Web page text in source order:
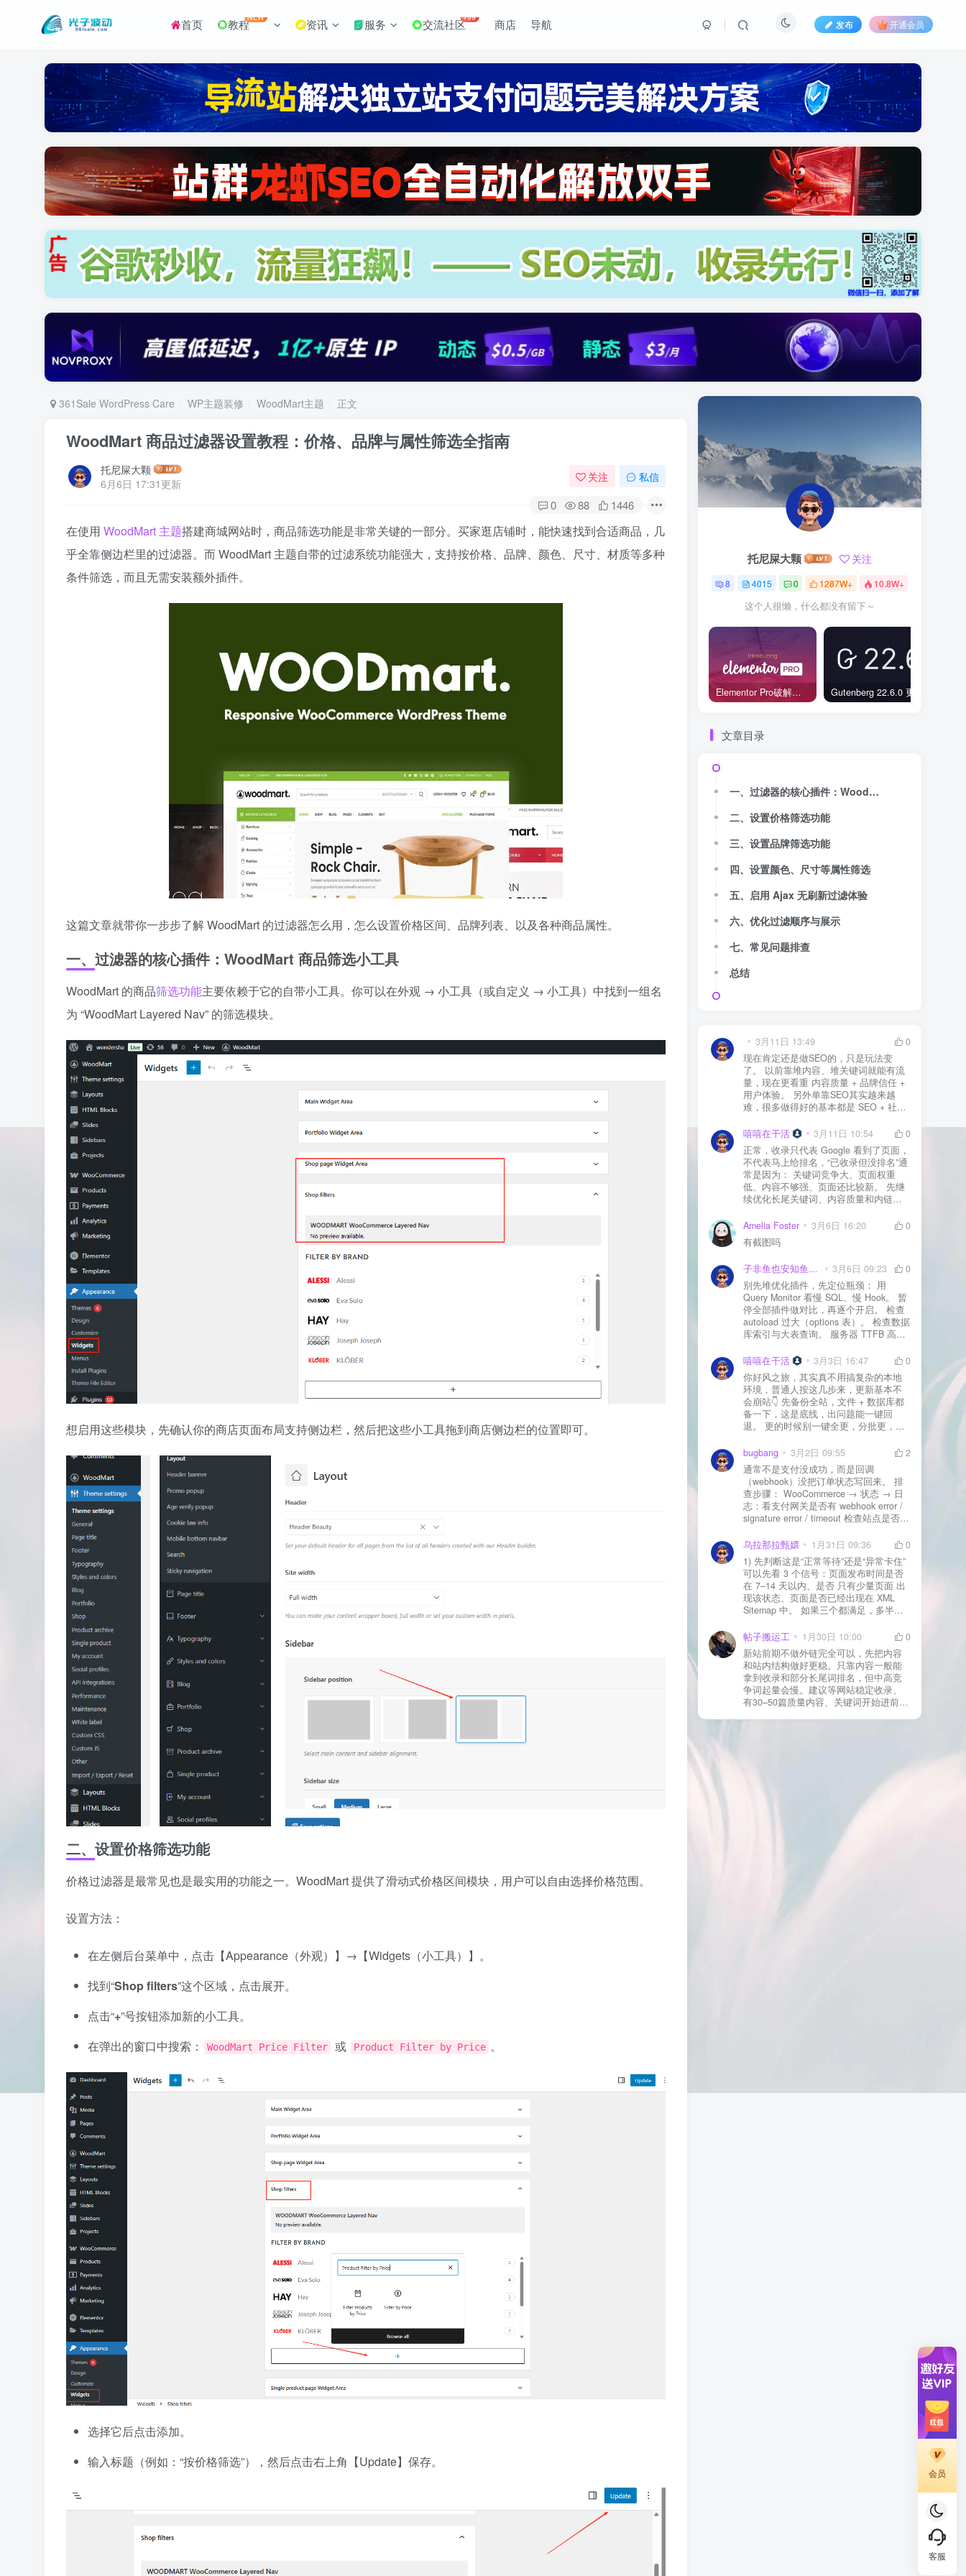
首页 教程NEW 资讯 服务 交流社区+99 商店 导航 发布 开通会员
361Sale WordPress Care WP主题装修 WoodMart主题 正文
WoodMart 商品过滤器设置教程：价格、品牌与属性筛选全指南
托尼屎大颗
6月6日 17:31更新
关注 私信
0 88 1446
在使用 WoodMart 主题搭建商城网站时，商品筛选功能是非常关键的一部分。买家逛店铺时，能快速找到合适商品，几
乎全靠侧边栏里的过滤器。而 WoodMart 主题自带的过滤系统功能强大，支持按价格、品牌、颜色、尺寸、材质等多种
条件筛选，而且无需安装额外插件。
这篇文章就带你一步步了解 WoodMart 的过滤器怎么用，怎么设置价格区间、品牌列表、以及各种商品属性。
一、过滤器的核心插件：WoodMart 商品筛选小工具
WoodMart 的商品筛选功能主要依赖于它的自带小工具。你可以在外观 → 小工具（或自定义 → 小工具）中找到一组名
为 “WoodMart Layered Nav” 的筛选模块。
想启用这些模块，先确认你的商店页面布局支持侧边栏，然后把这些小工具拖到商店侧边栏的位置即可。
二、设置价格筛选功能
价格过滤器是最常见也是最实用的功能之一。WoodMart 提供了滑动式价格区间模块，用户可以自由选择价格范围。
设置方法：
在左侧后台菜单中，点击【Appearance（外观）】→【Widgets（小工具）】。
找到“Shop filters”这个区域，点击展开。
点击“+”号按钮添加新的小工具。
在弹出的窗口中搜索：
WoodMart Price Filter 或 Product Filter by Price 。
选择它后点击添加。
输入标题（例如：“按价格筛选”），然后点击右上角【Update】保存。
托尼屎大颗 关注
8 4015 0 1287W+ 10.8W+
这个人很懒，什么都没有留下～
Elementor Pro破解版还能用吗？2026年常见风险与后果盘点
文章目录
一、过滤器的核心插件：WoodMart 商品筛选小工具
二、设置价格筛选功能
三、设置品牌筛选功能
四、设置颜色、尺寸等属性筛选
五、启用 Ajax 无刷新过滤体验
六、优化过滤顺序与展示
七、常见问题排查
总结
3月11日 13:49
0
现在肯定还是做SEO的，只是玩法变
了。 以前靠堆内容、堆关键词就能有流
量，现在更看重 内容质量 + 品牌信任 +
用户体验。 另外单靠SEO其实越来越
难，很多做得好的基本都是 SEO + 社媒
质还是一个长期获客渠道，但不能再当
成唯一渠道了。
嘻嘻在干活 3月11日 10:54
0
正常，收录只代表 Google 看到了页面，
不代表马上给排名，“已收录但没排名”通
常是因为： 关键词竞争大、页面权重
低、内容不够强、页面还比较新。 先继
续优化长尾关键词、内容质量和内链，
Amelia Foster
3月6日 16:20
0
有截图吗
子非鱼也安知鱼之乐 3月6日 09:23
0
别先堆优化插件，先定位瓶颈： 用
Query Monitor 看慢 SQL、慢 Hook。 暂
停全部插件做对比，再逐个开启。 检查
autoload 过大（options 表）。 检查数据
库索引与大表查询。 服务器 TTFB 高就
嘻嘻在干活
3月3日 16:47
0
你好风之旅，其实真不用搞复杂的本地
环境，普通人按这几步来，更新基本不
会崩站👇 先备份全站，文件 + 数据库都
备一下，这是底线，出问题能一键回
退。 更的时候别一键全更，分批更，先
立刻清缓存，去前台检查首页、文章
页、按钮、表单这些关键位置。 最好再
装个支持版本回滚的插件，万一崩了，
一秒切回旧版。 总结来说：先备份、分
批更、更完查、留退路，稳得很✅😎希望
能帮到你
bugbang 3月2日 09:55
2
通常不是支付没成功，而是回调
（webhook）没把订单状态写回来。 排
查步骤： WooCommerce → 状态 → 日
志：看支付网关是否有 webhook error /
signature error / timeout 检查站点是否被
全插件） 检查是否启用了“缓存结账页/接
口路径”（结账页和回调接口不应缓存）
看服务器错误日志是否有 500/致命错误
导致回调执行中断 解决方案： 放行 wp-
json、wc-api、支付网关回调 URL（按网
关文档配置） 关闭结账页的缓存与 JS
合并压缩测试一次 若使用 Cloudflare：
则
乌拉那拉甄嬛 1月31日 09:36
0
1) 先判断这是“正常等待”还是“异常卡住”
可以先看 3 个信号：页面发布时间是否
在 7–14 天以内、是否 只有少量页面 出
现该状态、页面是否已经出现在 XML
Sitemap 中。 如果三个都满足，多半属
手。 2) 什么情况下“等”是没用的？ 以下
情况基本不会靠时间自动解决：页面几
乎没有内链（孤立页）、内容与站内已
有页面高度相似、canonical 指向了别的
URL、同一主题短时间发布太多相似文
章。 这种情况下，Google 已经抓取，但
判断“当前不值得进入索引”。 3) 最有效
的人工干预方式（不折腾） 优先做这 3
确认 canonical 为自指，避免被判定为重
复页，做完再去 GSC 请求重新编入索引
即可。 4) 什么“干预动作”反而容易适得
其反？ 不太推荐：频繁删除重发、连续
多次点“请求编入索引”、为了收录强行堆
关键词、随意改 URL 或标题 这些操作会
慢收录。 5) 一个实用判断标准 如果一篇
帖子搬运工 1月30日 10:00
0
新站前期不做外链完全可以，先把内容
和站内结构做好更稳。只靠内容一般能
拿到收录和部分长尾词排名，但中高竞
争词起量会慢。建议等网站稳定收录、
有30–50篇质量内容、关键词开始进前
会员
客服